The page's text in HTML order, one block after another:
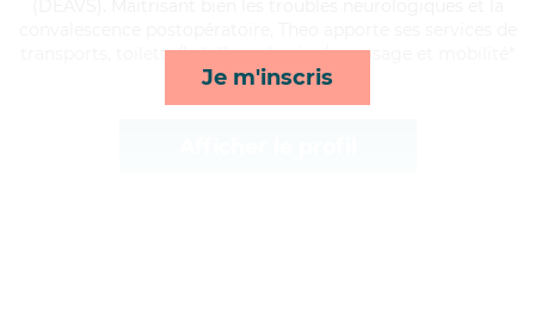
Je m'inscris
transports, toilette/habillage, lessive/repassage et mobilité*